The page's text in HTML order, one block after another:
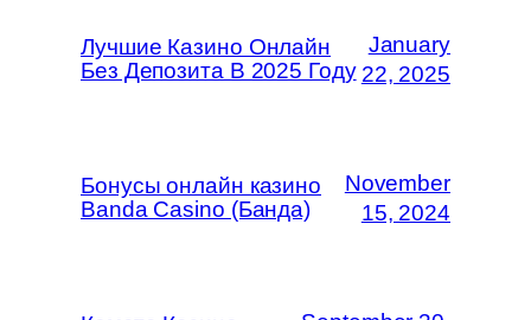
Лучшие Казино Онлайн
Без Депозита В 2025 Году
January
22, 2025
Бонусы онлайн казино
Banda Casino (Банда)
November
15, 2024